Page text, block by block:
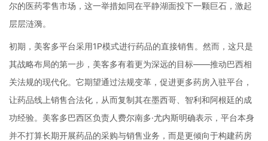
尔的医药零售市场，这一举措如同在平静湖面投下一颗巨石，激起
层层涟漪。
初期，美客多平台采用1P模式进行药品的直接销售。然而，这只是
其战略布局的第一步，美客多有着更为深远的目标——推动巴西相
关法规的现代化。它期望通过法规变革，促进更多药房入驻平台，
让药品线上销售合法化，从而复制其在墨西哥、智利和阿根廷的成
功经验。美客多巴西区负责人费尔南多·尤内斯明确表示，平台本身
并不打算长期开展药品的采购与销售业务，而是更倾向于构建药房